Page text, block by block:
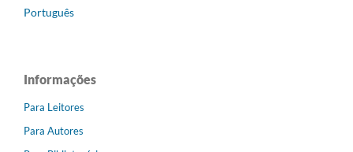
Português
Informações
Para Leitores
Para Autores